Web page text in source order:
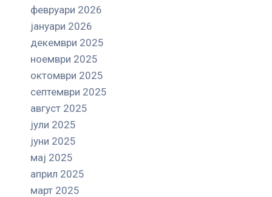
февруари 2026
јануари 2026
декември 2025
ноември 2025
октомври 2025
септември 2025
август 2025
јули 2025
јуни 2025
мај 2025
април 2025
март 2025